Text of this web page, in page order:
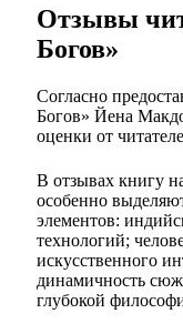
Отзывы
Богов»
Согласно
Богов» Йена
оценки от
В отзывах книгу
особенно
элементов:
технологий;
искусственного
динамичность
глубокой